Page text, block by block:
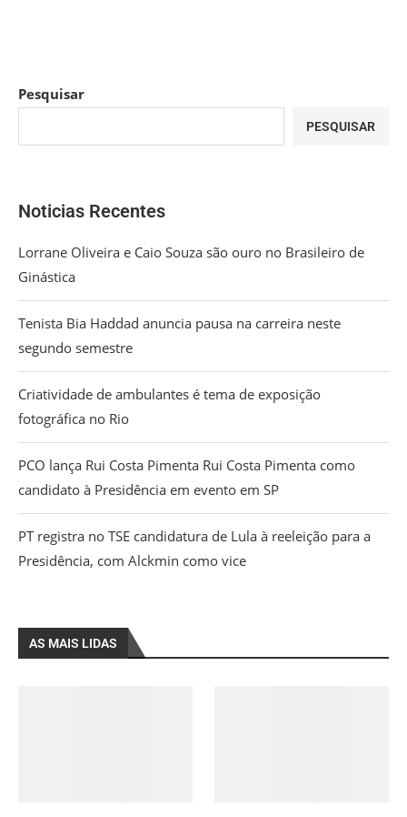
Pesquisar
PESQUISAR
Noticias Recentes
Lorrane Oliveira e Caio Souza são ouro no Brasileiro de
Ginástica
Tenista Bia Haddad anuncia pausa na carreira neste
segundo semestre
Criatividade de ambulantes é tema de exposição
fotográfica no Rio
PCO lança Rui Costa Pimenta Rui Costa Pimenta como
candidato à Presidência em evento em SP
PT registra no TSE candidatura de Lula à reeleição para a
Presidência, com Alckmin como vice
AS MAIS LIDAS